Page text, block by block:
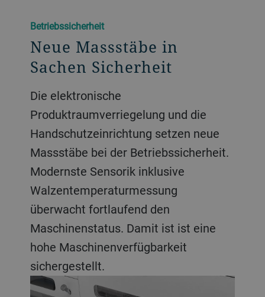
Betriebssicherheit
Neue Massstäbe in
Sachen Sicherheit
Die elektronische
Produktraumverriegelung und die
Handschutzeinrichtung setzen neue
Massstäbe bei der Betriebssicherheit.
Modernste Sensorik inklusive
Walzentemperaturmessung
überwacht fortlaufend den
Maschinenstatus. Damit ist ist eine
hohe Maschinenverfügbarkeit
sichergestellt.